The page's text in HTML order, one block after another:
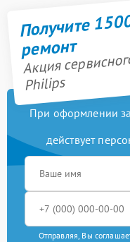
Получите
ремонт
Акция
Philips
При оформлении
действует
Отправляя, Вы